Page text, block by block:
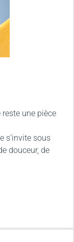
une pièce
s’invite sous
douceur, de